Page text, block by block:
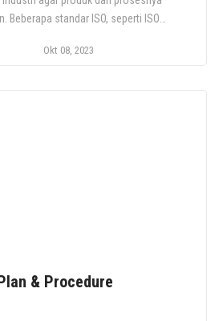
Beberapa standar ISO, seperti ISO
jenis audit, dan cara
Okt 08, 2023
& Procedure